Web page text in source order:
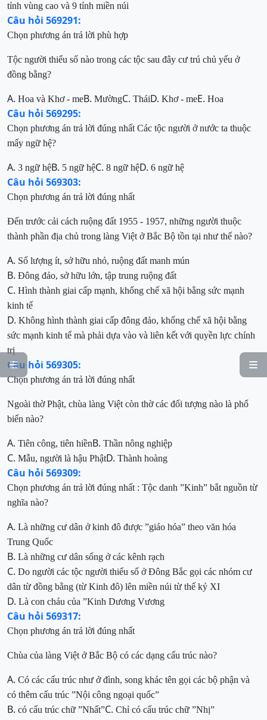


tỉnh vùng cao và 9 tỉnh miền núi
Câu hỏi 569291:
Chọn phương án trả lời phù hợp
Tộc người thiểu số nào trong các tộc sau đây cư trú chủ yếu ở
đồng bằng?
A. Hoa và Khơ - meB. MườngC. TháiD. Khơ - meE. Hoa
Câu hỏi 569295:
Chọn phương án trả lời đúng nhất Các tộc người ở nước ta thuộc
mấy ngữ hệ?
A. 3 ngữ hệB. 5 ngữ hệC. 8 ngữ hệD. 6 ngữ hệ
Câu hỏi 569303:
Chọn phương án trả lời đúng nhất
Đến trước cải cách ruộng đất 1955 - 1957, những người thuộc
thành phần địa chủ trong làng Việt ở Bắc Bộ tồn tại như thế nào?
A. Số lượng ít, sở hữu nhỏ, ruộng đất manh mún
B. Đông đảo, sở hữu lớn, tập trung ruộng đất
C. Hình thành giai cấp mạnh, khống chế xã hội bằng sức mạnh
kinh tế
D. Không hình thành giai cấp đông đảo, khống chế xã hội bằng
sức mạnh kinh tế mà phải dựa vào và liên kết với quyền lực chính
trị
Câu hỏi 569305:
Chọn phương án trả lời đúng nhất
Ngoài thờ Phật, chùa làng Việt còn thờ các đối tượng nào là phổ
biến nào?
A. Tiên công, tiên hiềnB. Thần nông nghiệp
C. Mẫu, người là hậu PhậtD. Thành hoàng
Câu hỏi 569309:
Chọn phương án trả lời đúng nhất : Tộc danh ”Kinh” bắt nguồn từ
nghĩa nào?
A. Là những cư dân ở kinh đô được ”giáo hóa” theo văn hóa
Trung Quốc
B. Là những cư dân sống ở các kênh rạch
C. Do người các tộc người thiểu số ở Đông Bắc gọi các nhóm cư
dân từ đồng bằng (từ Kinh đô) lên miền núi từ thế kỷ XI
D. Là con cháu của ”Kinh Dương Vương
Câu hỏi 569317:
Chọn phương án trả lời đúng nhất
Chùa của làng Việt ở Bắc Bộ có các dạng cấu trúc nào?
A. Có các cấu trúc như ở đình, song khác tên gọi các bộ phận và
có thêm cấu trúc ”Nội công ngoại quốc”
B. có cấu trúc chữ ”Nhất”C. Chỉ có cấu trúc chữ ”Nhị”